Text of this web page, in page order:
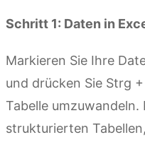
Schritt 1: Daten in
Markieren Sie Ihre
und drücken Sie Strg
Tabelle
strukturierten